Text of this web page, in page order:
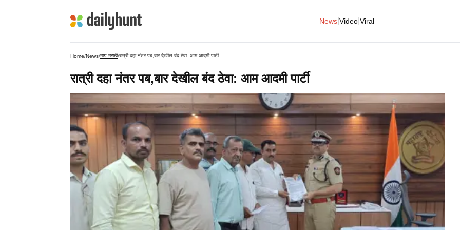
News Video Viral
Home/News/माय मराठी/रात्री दहा नंतर पब,बार देखील बंद ठेवा: आम आदमी पार्टी
रात्री दहा नंतर पब,बार देखील बंद ठेवा: आम आदमी पार्टी